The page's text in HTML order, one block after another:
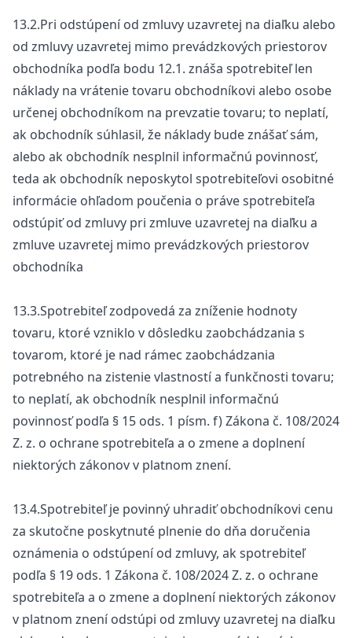
13.2.Pri odstúpení od zmluvy uzavretej na diaľku alebo
od zmluvy uzavretej mimo prevádzkových priestorov
obchodníka podľa bodu 12.1. znáša spotrebiteľ len
náklady na vrátenie tovaru obchodníkovi alebo osobe
určenej obchodníkom na prevzatie tovaru; to neplatí,
ak obchodník súhlasil, že náklady bude znášať sám,
alebo ak obchodník nesplnil informačnú povinnosť,
teda ak obchodník neposkytol spotrebiteľovi osobitné
informácie ohľadom poučenia o práve spotrebiteľa
odstúpiť od zmluvy pri zmluve uzavretej na diaľku a
zmluve uzavretej mimo prevádzkových priestorov
obchodníka
13.3.Spotrebiteľ zodpovedá za zníženie hodnoty
tovaru, ktoré vzniklo v dôsledku zaobchádzania s
tovarom, ktoré je nad rámec zaobchádzania
potrebného na zistenie vlastností a funkčnosti tovaru;
to neplatí, ak obchodník nesplnil informačnú
povinnosť podľa § 15 ods. 1 písm. f) Zákona č. 108/2024
Z. z. o ochrane spotrebiteľa a o zmene a doplnení
niektorých zákonov v platnom znení.
13.4.Spotrebiteľ je povinný uhradiť obchodníkovi cenu
za skutočne poskytnuté plnenie do dňa doručenia
oznámenia o odstúpení od zmluvy, ak spotrebiteľ
podľa § 19 ods. 1 Zákona č. 108/2024 Z. z. o ochrane
spotrebiteľa a o zmene a doplnení niektorých zákonov
v platnom znení odstúpi od zmluvy uzavretej na diaľku